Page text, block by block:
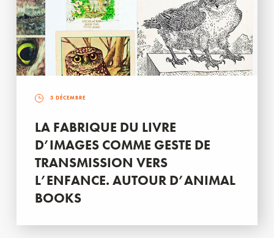
3 DÉCEMBRE
LA FABRIQUE DU LIVRE
D’IMAGES COMME GESTE DE
TRANSMISSION VERS
L’ENFANCE. AUTOUR D’ANIMAL
BOOKS